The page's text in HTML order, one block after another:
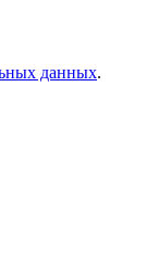
данных.